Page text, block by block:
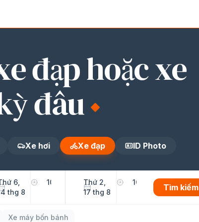
đạp hoặc xe
đâu
Xe hơi Xe đạp ID Photo
6,
thg 8
Thứ 2,
17 thg 8
Tìm kiếm
Xe máy bốn bánh